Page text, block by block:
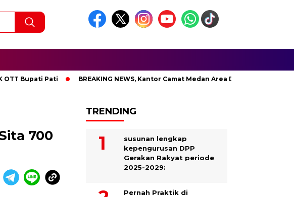
Pati BREAKING NEWS, Kantor Camat Medan Area Dilahap Sijago Merah
700
TRENDING
susunan lengkap
kepengurusan DPP
Gerakan Rakyat periode
2025-2029:
Pernah Praktik di